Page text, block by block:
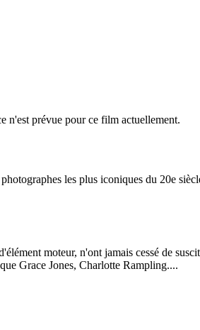
n'est prévue pour ce film actuellement.
les plus iconiques du 20e
moteur, n'ont jamais cessé de
Grace Jones, Charlotte Rampling....